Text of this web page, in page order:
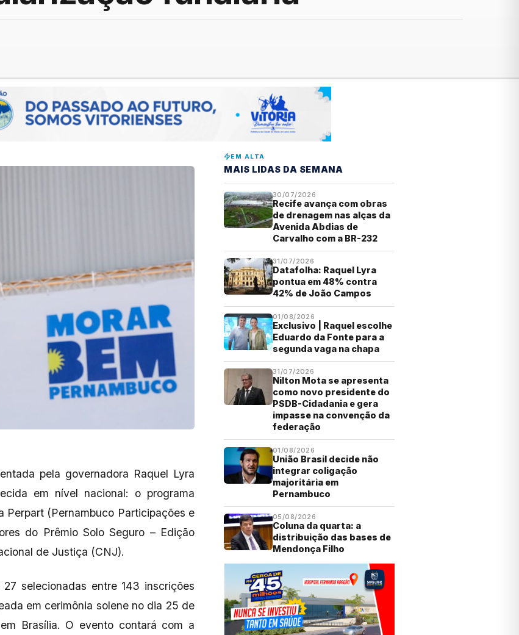
pela governadora Raquel Lyra
em nível nacional: o programa
Perpart (Pernambuco Participações e
do Prêmio Solo Seguro – Edição
de Justiça (CNJ).
selecionadas entre 143 inscrições
em cerimônia solene no dia 25 de
Brasília. O evento contará com a
EM ALTA
MAIS LIDAS DA SEMANA
30/07/2026
Recife avança com obras
de drenagem nas alças da
Avenida Abdias de
Carvalho com a BR-232
31/07/2026
Datafolha: Raquel Lyra
pontua em 48% contra
42% de João Campos
01/08/2026
Exclusivo | Raquel escolhe
Eduardo da Fonte para a
segunda vaga na chapa
31/07/2026
Nilton Mota se apresenta
como novo presidente do
PSDB-Cidadania e gera
impasse na convenção da
federação
01/08/2026
União Brasil decide não
integrar coligação
majoritária em
Pernambuco
05/08/2026
Coluna da quarta: a
distribuição das bases de
Mendonça Filho